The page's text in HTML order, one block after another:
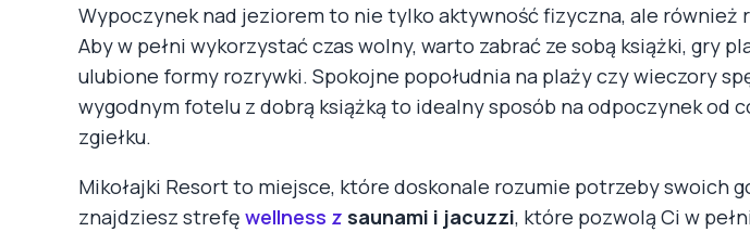
Wypoczynek nad jeziorem to nie tylko aktywność fizyczna, ale również
Aby w pełni wykorzystać czas wolny, warto zabrać ze sobą książki, gry
ulubione formy rozrywki. Spokojne popołudnia na plaży czy wieczory
wygodnym fotelu z dobrą książką to idealny sposób na odpoczynek od
zgiełku.
Mikołajki Resort to miejsce, które doskonale rozumie potrzeby swoich
znajdziesz strefę wellness z saunami i jacuzzi, które pozwolą Ci w